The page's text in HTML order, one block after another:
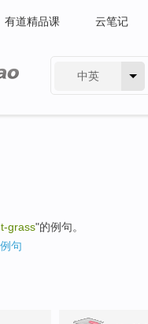
有道精品课 云笔记
中英
grass"的例句。
句